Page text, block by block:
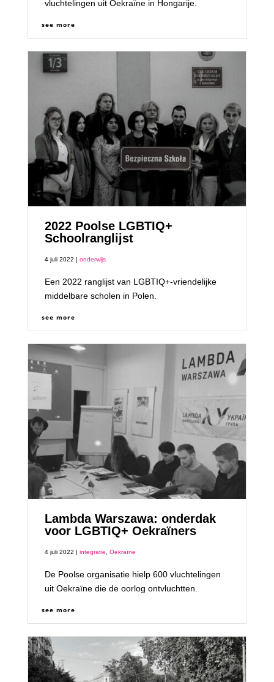
vluchtelingen uit Oekraïne in Hongarije.
see more
2022 Poolse LGBTIQ+
Schoolranglijst
4 juli 2022 | onderwijs
Een 2022 ranglijst van LGBTIQ+-vriendelijke
middelbare scholen in Polen.
see more
Lambda Warszawa: onderdak
voor LGBTIQ+ Oekraïners
4 juli 2022 | integratie Oekraïne
De Poolse organisatie hielp 600 vluchtelingen
uit Oekraïne die de oorlog ontvluchtten.
see more